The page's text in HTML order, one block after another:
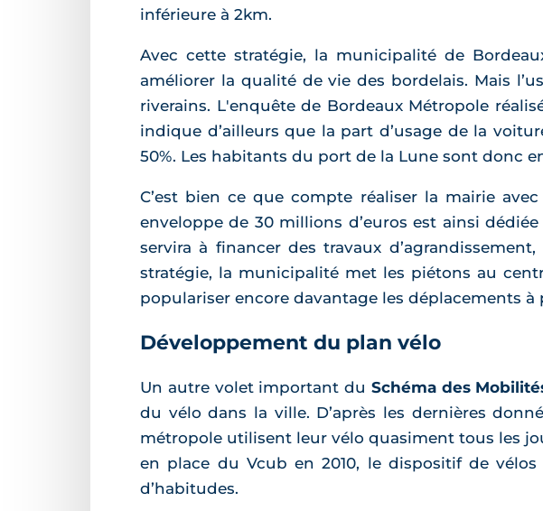
inférieure à 2km.
Avec cette stratégie, la municipalité de
améliorer la qualité de vie des bordelais. Mais
riverains. L'enquête de Bordeaux Métropole
indique d’ailleurs que la part d’usage de la
50%. Les habitants du port de la Lune sont donc
C’est bien ce que compte réaliser la mairie
enveloppe de 30 millions d’euros est ainsi
servira à financer des travaux
stratégie, la municipalité met les piétons au
populariser encore davantage les déplacements
Développement du plan vélo
Un autre volet important du Schéma des
du vélo dans la ville. D’après les dernières
métropole utilisent leur vélo quasiment tous les
en place du Vcub en 2010, le dispositif de
d’habitudes.